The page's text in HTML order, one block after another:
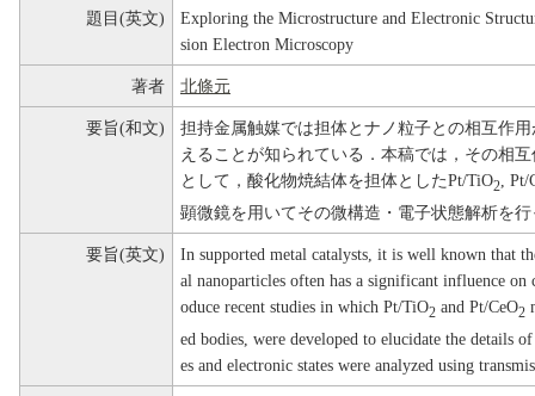
題目(英文)
Exploring the Microstructure and Electronic
sion Electron Microscopy
著者 北條元
要旨(和文)
担持金属触媒では担体とナノ粒子との相互作
えることが知られている．本稿では，その相
として，酸化物焼結体を担体としたPt/TiO2 ,
顕微鏡を用いてその微構造・電子状態解析を
要旨(英文)
In supported metal catalysts, it is well known that
al nanoparticles often has a significant influence
oduce recent studies in which Pt/TiO2 and Pt/CeO2
ed bodies, were developed to elucidate the details
es and electronic states were analyzed using